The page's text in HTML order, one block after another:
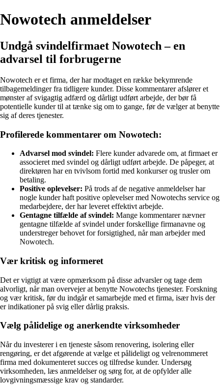
Nowotech anmeldelser
Undgå svindelfirmaet Nowotech – en
advarsel til forbrugerne
Nowotech er et firma, der har modtaget en række bekymrende
tilbagemeldinger fra tidligere kunder. Disse kommentarer afslører et
mønster af svigagtig adfærd og dårligt udført arbejde, der bør få
potentielle kunder til at tænke sig om to gange, før de vælger at benytte
sig af deres tjenester.
Profilerede kommentarer om Nowotech:
Advarsel mod svindel: Flere kunder advarede om, at firmaet er
associeret med svindel og dårligt udført arbejde. De påpeger, at
direktøren har en tvivlsom fortid med konkurser og trusler om
betaling.
Positive oplevelser: På trods af de negative anmeldelser har
nogle kunder haft positive oplevelser med Nowotechs service og
medarbejdere, der har leveret effektivt arbejde.
Gentagne tilfælde af svindel: Mange kommentarer nævner
gentagne tilfælde af svindel under forskellige firmanavne og
understreger behovet for forsigtighed, når man arbejder med
Nowotech.
Vær kritisk og informeret
Det er vigtigt at være opmærksom på disse advarsler og tage dem
alvorligt, når man overvejer at benytte Nowotechs tjenester. Forskning
og vær kritisk, før du indgår et samarbejde med et firma, især hvis der
er indikationer på svig eller dårlig praksis.
Vælg pålidelige og anerkendte virksomheder
Når du investerer i en tjeneste såsom renovering, isolering eller
rengøring, er det afgørende at vælge et pålideligt og velrenommeret
firma med dokumenteret succes og tilfredse kunder. Undersøg
virksomheden, læs anmeldelser og sørg for, at de opfylder alle
lovgivningsmæssige krav og standarder.